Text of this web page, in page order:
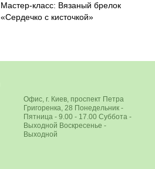
Мастер-класс: Вязаный брелок
«Сердечко с кисточкой»
Офис, г. Киев, проспект Петра
Григоренка, 28 Понедельник -
Пятница - 9.00 - 17.00 Суббота -
Выходной Воскресенье -
Выходной